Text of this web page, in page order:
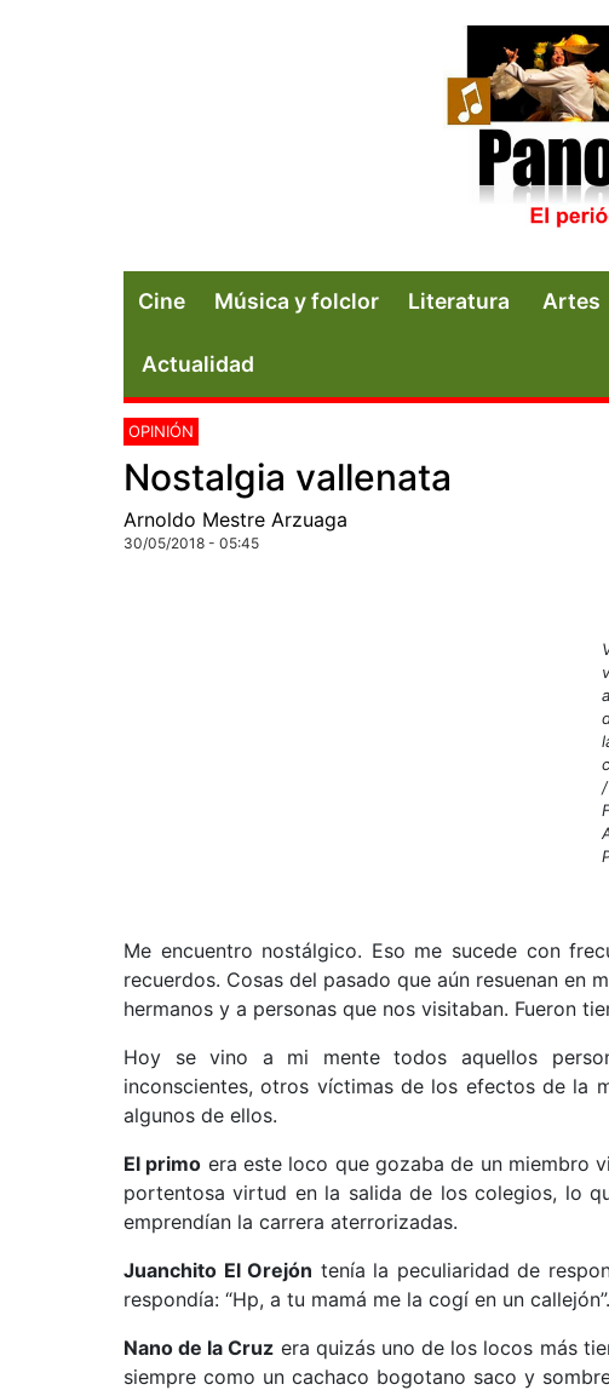
Cine Música y folclor Literatura Artes
Actualidad
OPINIÓN
Nostalgia vallenata
Arnoldo Mestre Arzuaga
30/05/2018 - 05:45
/
Me encuentro nostálgico. Eso me sucede con
recuerdos. Cosas del pasado que aún resuenan en
hermanos y a personas que nos visitaban. Fueron
Hoy se vino a mi mente todos aquellos
inconscientes, otros víctimas de los efectos de la
algunos de ellos.
El primo era este loco que gozaba de un miembro
portentosa virtud en la salida de los colegios, lo
emprendían la carrera aterrorizadas.
Juanchito El Orejón tenía la peculiaridad de
respondía: “Hp, a tu mamá me la cogí en un callejón”.
Nano de la Cruz era quizás uno de los locos más
siempre como un cachaco bogotano saco y